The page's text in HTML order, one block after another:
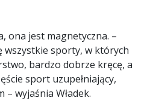
ona jest magnetyczna. –
wszystkie sporty, w których
bardzo dobrze kręcę, a
sport uzupełniający,
wyjaśnia Władek.